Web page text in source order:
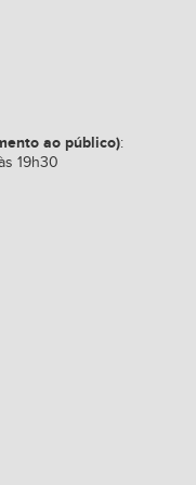
ao público):
19h30